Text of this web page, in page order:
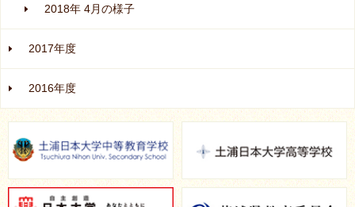
2018年 4月の様子
2017年度
2016年度